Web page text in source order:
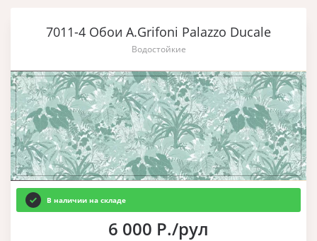
7011-4 Обои A.Grifoni Palazzo Ducale
Водостойкие
В наличии на складе
6 000 Р./рул